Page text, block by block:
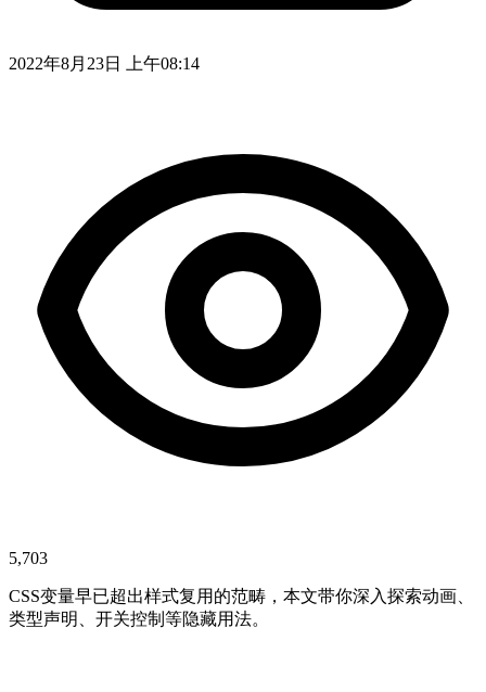
2022年8月23日 上午08:14
5,703
CSS变量早已超出样式复用的范畴，本文带你深入探索动画、
类型声明、开关控制等隐藏用法。